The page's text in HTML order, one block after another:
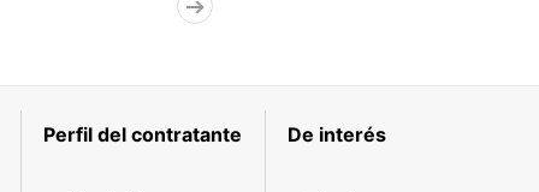
Perfil del contratante De interés